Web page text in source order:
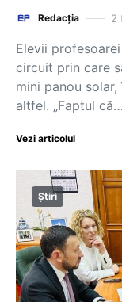
Redacția 2
Elevii
circuit prin care
mini panou
altfel. „Faptul că…
Vezi articolul
Știri